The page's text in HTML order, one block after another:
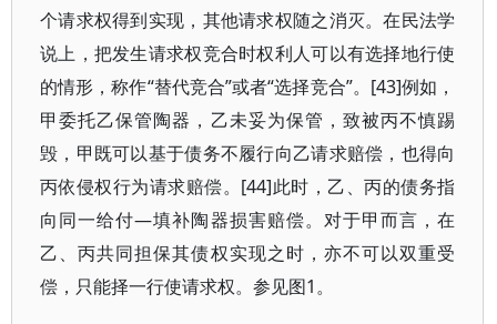
个请求权得到实现，其他请求权随之消灭。在民法学
说上，把发生请求权竞合时权利人可以有选择地行使
的情形，称作“替代竞合”或者“选择竞合”。[43]例如，
甲委托乙保管陶器，乙未妥为保管，致被丙不慎踢
毁，甲既可以基于债务不履行向乙请求赔偿，也得向
丙依侵权行为请求赔偿。[44]此时，乙、丙的债务指
向同一给付—填补陶器损害赔偿。对于甲而言，在
乙、丙共同担保其债权实现之时，亦不可以双重受
偿，只能择一行使请求权。参见图1。